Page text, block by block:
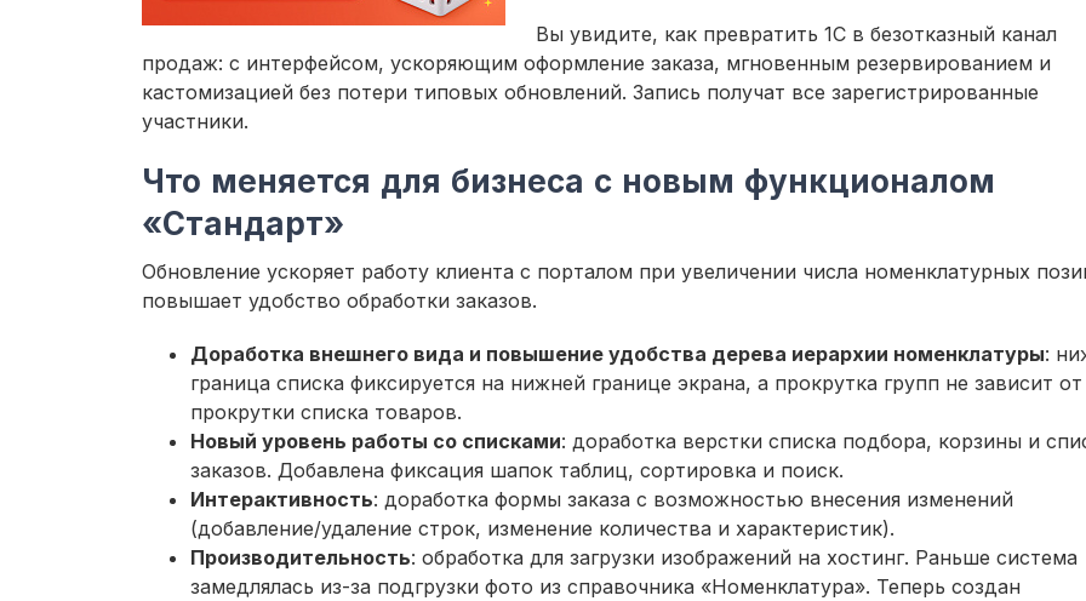
Вы увидите, как превратить 1С в безотказный канал
продаж: с интерфейсом, ускоряющим оформление заказа, мгновенным резервированием и
кастомизацией без потери типовых обновлений. Запись получат все зарегистрированные
участники.
Что меняется для бизнеса с новым функционалом
«Стандарт»
Обновление ускоряет работу клиента с порталом при увеличении числа номенклатурных
повышает удобство обработки заказов.
Доработка внешнего вида и повышение удобства дерева иерархии номенклатуры:
граница списка фиксируется на нижней границе экрана, а прокрутка групп не зависит от
прокрутки списка товаров.
Новый уровень работы со списками: доработка верстки списка подбора, корзины и
заказов. Добавлена фиксация шапок таблиц, сортировка и поиск.
Интерактивность: доработка формы заказа с возможностью внесения изменений
(добавление/удаление строк, изменение количества и характеристик).
Производительность: обработка для загрузки изображений на хостинг. Раньше система
замедлялась из-за подгрузки фото из справочника «Номенклатура». Теперь создан